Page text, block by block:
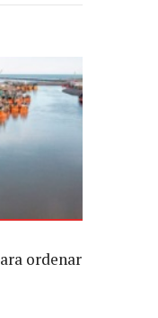
ordenar